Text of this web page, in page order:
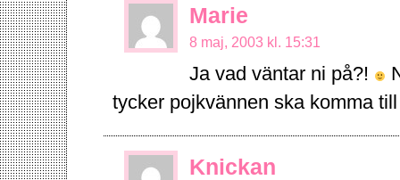
Marie
8 maj, 2003 kl. 15:31
Ja vad väntar ni på?!
tycker pojkvännen ska komma
Knickan